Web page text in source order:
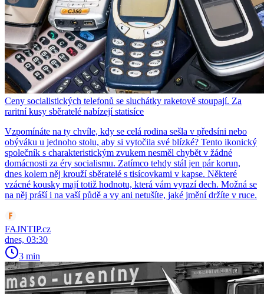
Ceny socialistických telefonů se sluchátky raketově stoupají. Za
raritní kusy sběratelé nabízejí statisíce
Vzpomínáte na ty chvíle, kdy se celá rodina sešla v předsíni nebo
obýváku u jednoho stolu, aby si vytočila své blízké? Tento ikonický
společník s charakteristickým zvukem nesměl chybět v žádné
domácnosti za éry socialismu. Zatímco tehdy stál jen pár korun,
dnes kolem něj krouží sběratelé s tisícovkami v kapse. Některé
vzácné kousky mají totiž hodnotu, která vám vyrazí dech. Možná se
na něj práší i na vaší půdě a vy ani netušíte, jaké jmění držíte v ruce.
FAJNTIP.cz
dnes, 03:30
3 min